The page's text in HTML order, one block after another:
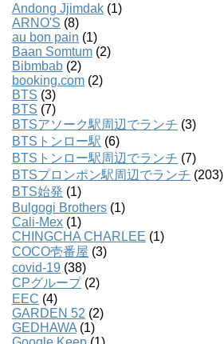
Andong Jjimdak (1)
ARNO'S (8)
au bon pain (1)
Baan Somtum (2)
Bibmbab (2)
booking.com (2)
BTS (3)
BTS (7)
BTSアソーク駅周辺でランチ (3)
BTSトンロー駅 (6)
BTSトンロー駅周辺でランチ (7)
BTSプロンポン駅周辺でランチ (203)
BTS始発 (1)
Bulgogi Brothers (1)
Cali-Mex (1)
CHINGCHA CHARLEE (1)
COCO壱番屋 (3)
covid-19 (38)
CPグループ(2)
EEC (4)
GARDEN 52 (2)
GEDHAWA (1)